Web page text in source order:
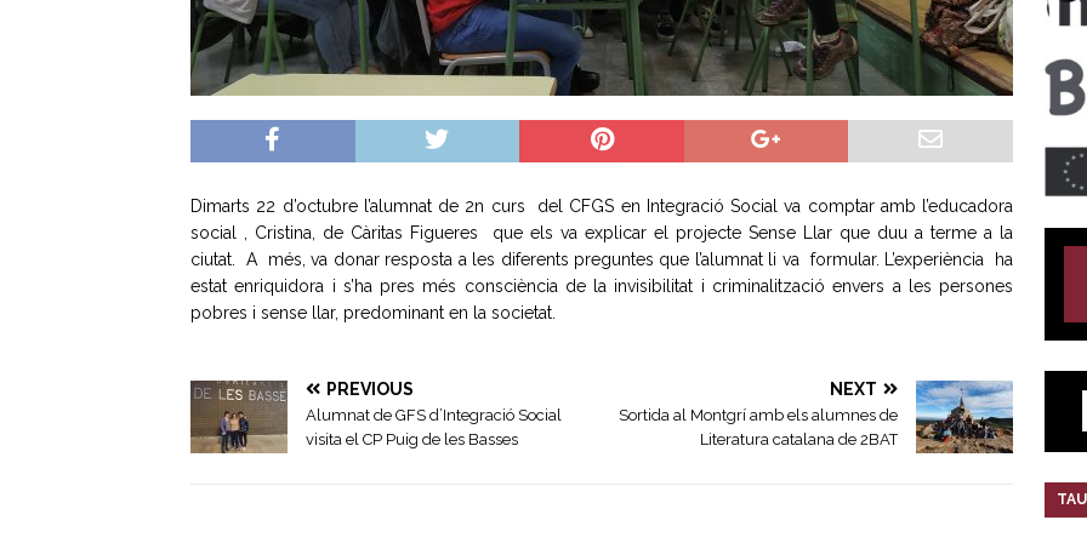
Dimarts 22 d’octubre l’alumnat de 2n curs del CFGS en Integració Social va comptar amb l’educadora
social , Cristina, de Càritas Figueres que els va explicar el projecte Sense Llar que duu a terme a la
ciutat. A més, va donar resposta a les diferents preguntes que l’alumnat li va formular. L’experiència ha
estat enriquidora i s’ha pres més consciència de la invisibilitat i criminalització envers a les persones
pobres i sense llar, predominant en la societat.
PREVIOUS
Alumnat de GFS d’Integració Social
visita el CP Puig de les Basses
NEXT
Sortida al Montgrí amb els alumnes de
Literatura catalana de 2BAT